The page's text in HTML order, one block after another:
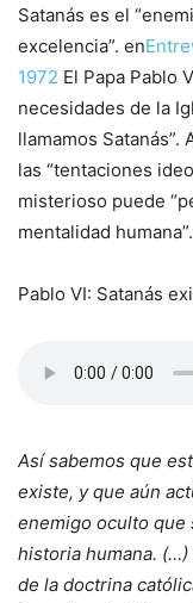
Satanás es el
excelencia”. en
1972 El Papa Pablo
necesidades de la
llamamos
las “tentaciones
misterioso puede
mentalidad humana”.
Pablo VI: Satanás
Así sabemos que
existe, y que aún
enemigo oculto que
historia humana.
de la doctrina